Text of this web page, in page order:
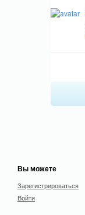
Вы можете
Зарегистрироваться
Войти